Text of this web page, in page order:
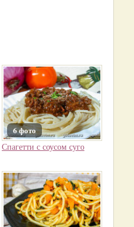
6 фото
Спагетти с соусом суго